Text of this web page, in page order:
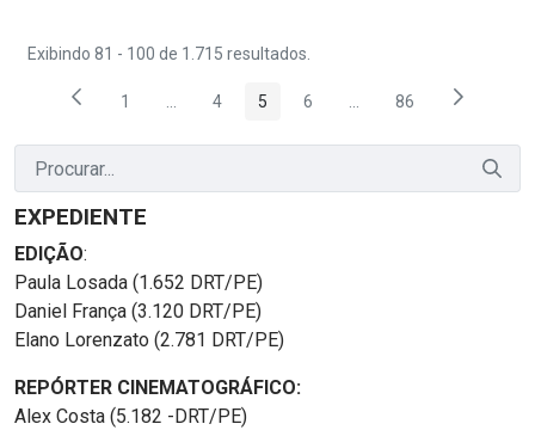
Exibindo 81 - 100 de 1.715 resultados.
Página
1 ...Páginas intermediárias Usar ABA para navegar.
Página
4 Página
5 Página
6 ...Páginas intermediárias
Página
86
EXPEDIENTE
EDIÇÃO:
Paula Losada (1.652 DRT/PE)
Daniel França (3.120 DRT/PE)
Elano Lorenzato (2.781 DRT/PE)
REPÓRTER CINEMATOGRÁFICO:
Alex Costa (5.182 -DRT/PE)